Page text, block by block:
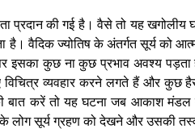
प्रदान की गई है। वैसे तो यह
है। वैदिक ज्योतिष के अंतर्गत सूर्य को
पर इसका कुछ ना कुछ प्रभाव अवश्य
व्यवहार करने लगते हैं और कुछ
बात करें तो यह घटना जब आकाश मंडल
लोग सूर्य ग्रहण को देखने और उसकी